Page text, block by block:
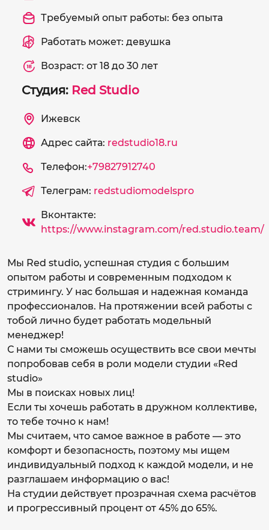
Требуемый опыт работы: без опыта
Работать может: девушка
Возраст: от 18 до 30 лет
Студия: Red Studio
Ижевск
Адрес сайта: redstudio18.ru
Телефон:+79827912740
Телеграм: redstudiomodelspro
Вконтакте:
https://www.instagram.com/red.studio.team/
Мы Red studio, успешная студия с большим
опытом работы и современным подходом к
стримингу. У нас большая и надежная команда
профессионалов. На протяжении всей работы с
тобой лично будет работать модельный
менеджер!
С нами ты сможешь осуществить все свои мечты
попробовав себя в роли модели студии «Red
studio»
Мы в поисках новых лиц!
Если ты хочешь работать в дружном коллективе,
то тебе точно к нам!
Мы считаем, что самое важное в работе — это
комфорт и безопасность, поэтому мы ищем
индивидуальный подход к каждой модели, и не
разглашаем информацию о вас!
На студии действует прозрачная схема расчётов
и прогрессивный процент от 45% до 65%.